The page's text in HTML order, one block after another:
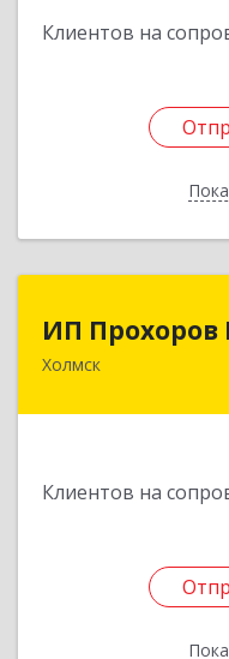
Клиентов на
ИП Прохоров
Холмск
Клиентов на
694620,